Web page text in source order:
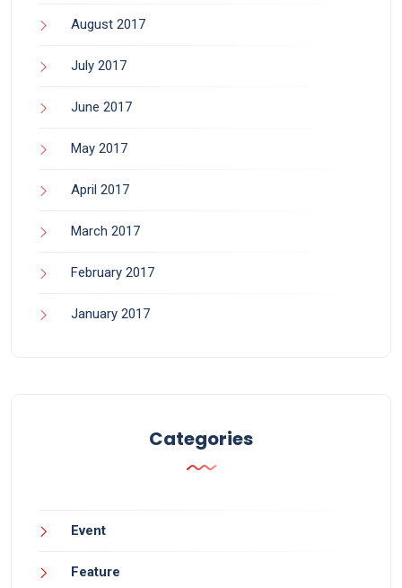
August 2017
July 2017
June 2017
May 2017
April 2017
March 2017
February 2017
January 2017
Categories
Event
Feature